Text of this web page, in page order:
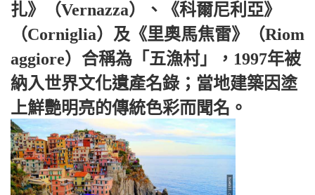
扎》（Vernazza）、《科爾尼利亞》
（Corniglia）及《里奧馬焦雷》（Riom
aggiore）合稱為「五漁村」，1997年被
納入世界文化遺產名錄；當地建築因塗
上鮮艷明亮的傳統色彩而聞名。